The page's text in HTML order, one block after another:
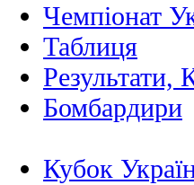
Чемпіонат
Таблиця
Результати,
Бомбардири
Кубок